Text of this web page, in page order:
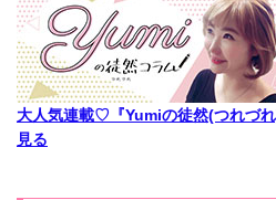
大人気連載♡『Yumiの徒然(つれづ
見る